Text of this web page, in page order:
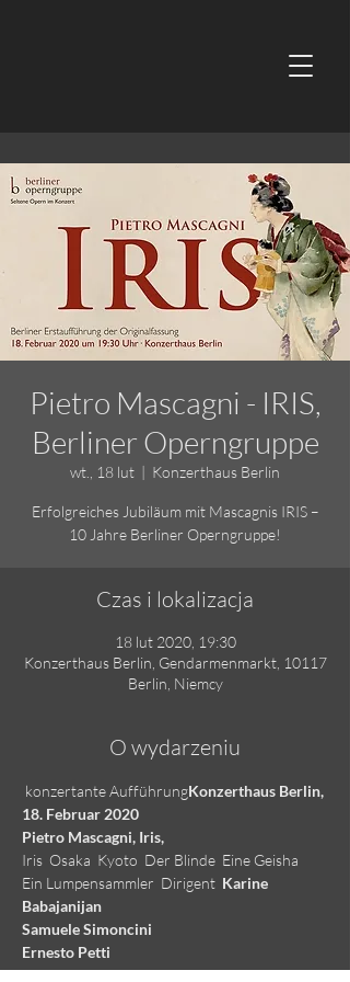
Pietro Mascagni - IRIS,
Berliner Operngruppe
wt., 18 lut
  |
Konzerthaus Berlin
Erfolgreiches Jubiläum mit Mascagnis IRIS –
10 Jahre Berliner Operngruppe!
Czas i lokalizacja
18 lut 2020, 19:30
Konzerthaus Berlin, Gendarmenmarkt, 10117
Berlin, Niemcy
O wydarzeniu
konzertante AufführungKonzerthaus Berlin,
18. Februar 2020
Pietro Mascagni, Iris,
Iris Osaka Kyoto Der Blinde Eine Geisha
Ein Lumpensammler Dirigent Karine